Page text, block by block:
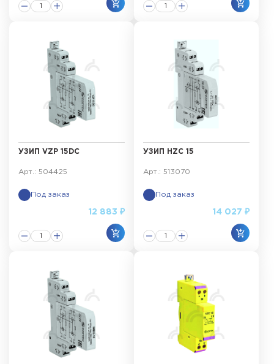
УЗИП VZP 15DC
Арт.: 504425
Под заказ
12 883 ₽
УЗИП HZC 15
Арт.: 513070
Под заказ
14 027 ₽